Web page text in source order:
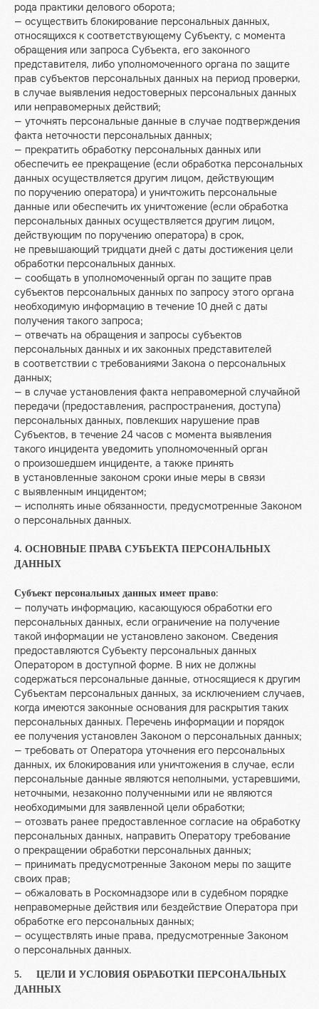
рода практики делового оборота;
— осуществить блокирование персональных данных,
относящихся к соответствующему Субъекту, с момента
обращения или запроса Субъекта, его законного
представителя, либо уполномоченного органа по защите
прав субъектов персональных данных на период проверки,
в случае выявления недостоверных персональных данных
или неправомерных действий;
— уточнять персональные данные в случае подтверждения
факта неточности персональных данных;
— прекратить обработку персональных данных или
обеспечить ее прекращение (если обработка персональных
данных осуществляется другим лицом, действующим
по поручению оператора) и уничтожить персональные
данные или обеспечить их уничтожение (если обработка
персональных данных осуществляется другим лицом,
действующим по поручению оператора) в срок,
не превышающий тридцати дней с даты достижения цели
обработки персональных данных.
— сообщать в уполномоченный орган по защите прав
субъектов персональных данных по запросу этого органа
необходимую информацию в течение 10 дней с даты
получения такого запроса;
— отвечать на обращения и запросы субъектов
персональных данных и их законных представителей
в соответствии с требованиями Закона о персональных
данных;
— в случае установления факта неправомерной случайной
передачи (предоставления, распространения, доступа)
персональных данных, повлекших нарушение прав
Субъектов, в течение 24 часов с момента выявления
такого инцидента уведомить уполномоченный орган
о произошедшем инциденте, а также принять
в установленные законом сроки иные меры в связи
с выявленным инцидентом;
— исполнять иные обязанности, предусмотренные Законом
о персональных данных.
4. ОСНОВНЫЕ ПРАВА СУБЪЕКТА ПЕРСОНАЛЬНЫХ
ДАННЫХ
Субъект персональных данных имеет право:
— получать информацию, касающуюся обработки его
персональных данных, если ограничение на получение
такой информации не установлено законом. Сведения
предоставляются Субъекту персональных данных
Оператором в доступной форме. В них не должны
содержаться персональные данные, относящиеся к другим
Субъектам персональных данных, за исключением случаев,
когда имеются законные основания для раскрытия таких
персональных данных. Перечень информации и порядок
ее получения установлен Законом о персональных данных;
— требовать от Оператора уточнения его персональных
данных, их блокирования или уничтожения в случае, если
персональные данные являются неполными, устаревшими,
неточными, незаконно полученными или не являются
необходимыми для заявленной цели обработки;
— отозвать ранее предоставленное согласие на обработку
персональных данных, направить Оператору требование
о прекращении обработки персональных данных;
— принимать предусмотренные Законом меры по защите
своих прав;
— обжаловать в Роскомнадзоре или в судебном порядке
неправомерные действия или бездействие Оператора при
обработке его персональных данных;
— осуществлять иные права, предусмотренные Законом
о персональных данных.
5. ЦЕЛИ И УСЛОВИЯ ОБРАБОТКИ ПЕРСОНАЛЬНЫХ
ДАННЫХ